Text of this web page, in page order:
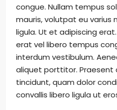
congue. Nullam tempus
mauris, volutpat eu varius
ligula. Ut et adipiscing
erat vel libero tempus
interdum vestibulum.
aliquet porttitor. Praesent
tincidunt, quam dolor
convallis libero ligula ut